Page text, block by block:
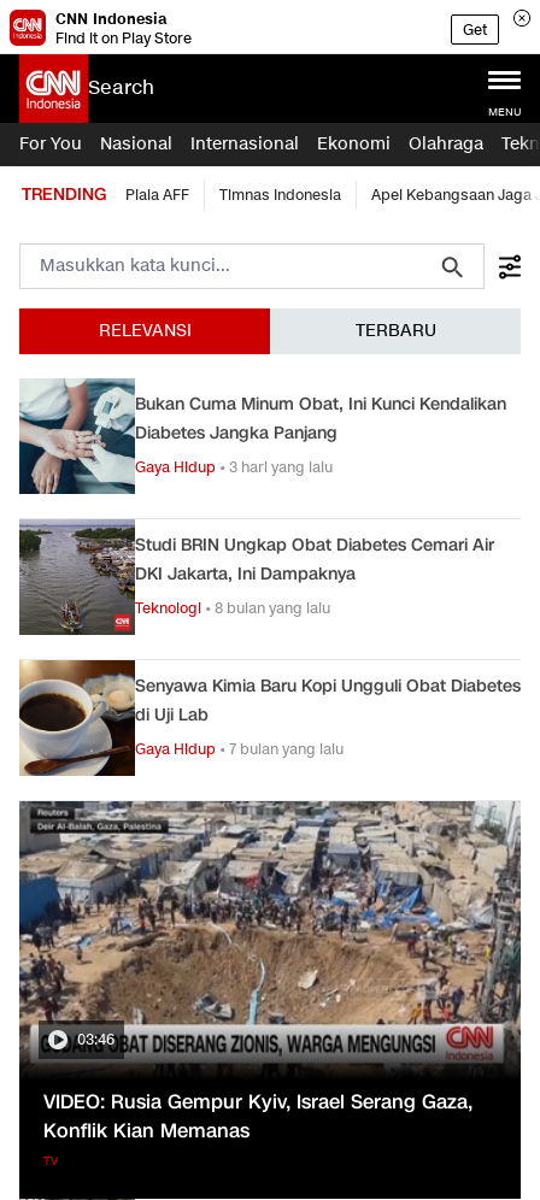
CNN Indonesia
Find it on Play Store
Get
Search
MENU
For You Nasional Internasional Ekonomi Olahraga
TRENDING Piala AFF Timnas Indonesia Apel Kebangsaan Jaga
RELEVANSI TERBARU
Bukan Cuma Minum Obat, Ini Kunci Kendalikan
Diabetes Jangka Panjang
Gaya Hidup •3 hari yang lalu
Studi BRIN Ungkap Obat Diabetes Cemari Air
DKI Jakarta, Ini Dampaknya
Teknologi •8 bulan yang lalu
Senyawa Kimia Baru Kopi Ungguli Obat Diabetes
di Uji Lab
Gaya Hidup •7 bulan yang lalu
03:46
VIDEO: Rusia Gempur Kyiv, Israel Serang Gaza,
Konflik Kian Memanas
TV